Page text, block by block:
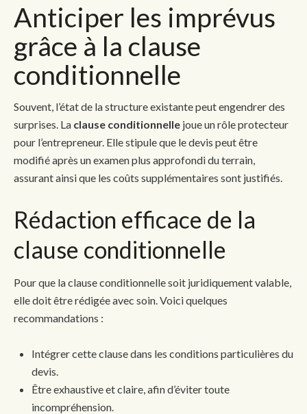
Anticiper les imprévus
grâce à la clause
conditionnelle
Souvent, l’état de la structure existante peut engendrer des
surprises. La clause conditionnelle joue un rôle protecteur
pour l’entrepreneur. Elle stipule que le devis peut être
modifié après un examen plus approfondi du terrain,
assurant ainsi que les coûts supplémentaires sont justifiés.
Rédaction efficace de la
clause conditionnelle
Pour que la clause conditionnelle soit juridiquement valable,
elle doit être rédigée avec soin. Voici quelques
recommandations :
Intégrer cette clause dans les conditions particulières du
devis.
Être exhaustive et claire, afin d’éviter toute
incompréhension.